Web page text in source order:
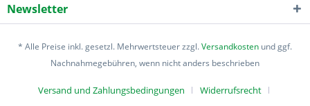
Newsletter
* Alle Preise inkl. gesetzl. Mehrwertsteuer zzgl.Versandkosten und ggf.
Nachnahmegebühren, wenn nicht anders beschrieben
Versand und Zahlungsbedingungen Widerrufsrecht